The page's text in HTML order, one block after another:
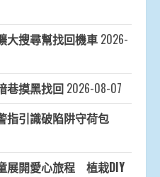
搜尋幫找回機車 2026-
巷摸黑找回 2026-08-07
引識破陷阱守荷包
展開愛心旅程 植栽DIY